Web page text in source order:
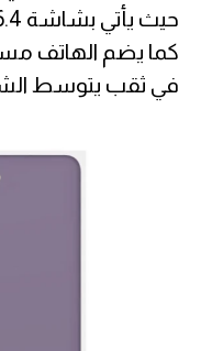
في ثقب يتوسط